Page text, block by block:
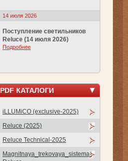
14 июля 2026
Поступление светильников
Reluce (14 июля 2026)
Подробнее
PDF КАТАЛОГИ
iLLUMiCO (exclusive-2025)
Reluce (2025)
Reluce Technical-2025
Magnitnaya_trekovaya_sistema-